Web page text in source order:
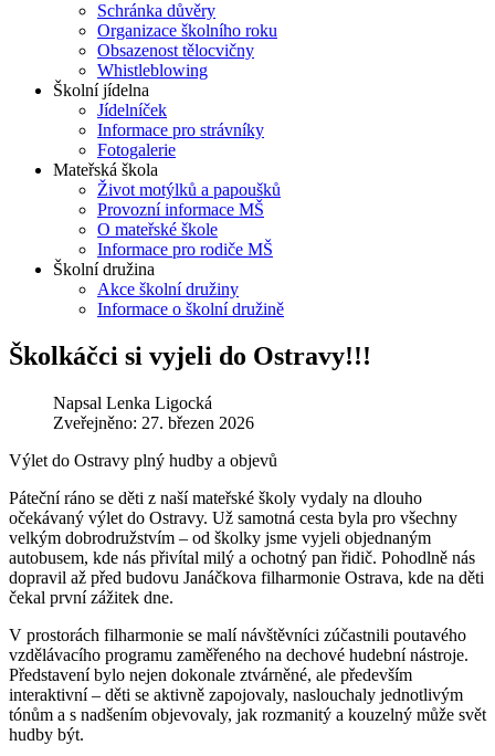
Schránka důvěry
Organizace školního roku
Obsazenost tělocvičny
Whistleblowing
Školní jídelna
Jídelníček
Informace pro strávníky
Fotogalerie
Mateřská škola
Život motýlků a papoušků
Provozní informace MŠ
O mateřské škole
Informace pro rodiče MŠ
Školní družina
Akce školní družiny
Informace o školní družině
Školkáčci si vyjeli do Ostravy!!!
Napsal Lenka Ligocká
Zveřejněno: 27. březen 2026
Výlet do Ostravy plný hudby a objevů
Páteční ráno se děti z naší mateřské školy vydaly na dlouho
očekávaný výlet do Ostravy. Už samotná cesta byla pro všechny
velkým dobrodružstvím – od školky jsme vyjeli objednaným
autobusem, kde nás přivítal milý a ochotný pan řidič. Pohodlně nás
dopravil až před budovu Janáčkova filharmonie Ostrava, kde na děti
čekal první zážitek dne.
V prostorách filharmonie se malí návštěvníci zúčastnili poutavého
vzdělávacího programu zaměřeného na dechové hudební nástroje.
Představení bylo nejen dokonale ztvárněné, ale především
interaktivní – děti se aktivně zapojovaly, naslouchaly jednotlivým
tónům a s nadšením objevovaly, jak rozmanitý a kouzelný může svět
hudby být.